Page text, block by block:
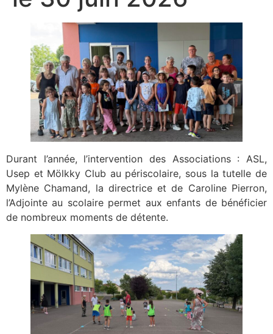
Durant l’année, l’intervention des Associations : ASL,
Usep et Mölkky Club au périscolaire, sous la tutelle de
Mylène Chamand, la directrice et de Caroline Pierron,
l’Adjointe au scolaire permet aux enfants de bénéficier
de nombreux moments de détente.